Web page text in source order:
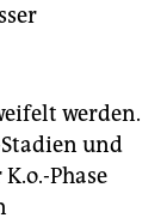
werden.
und
Phase